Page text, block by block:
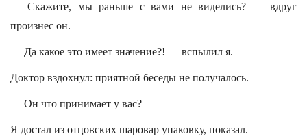
— Скажите, мы раньше с вами не виделись? — вдруг
произнес он.
— Да какое это имеет значение?! — вспылил я.
Доктор вздохнул: приятной беседы не получалось.
— Он что принимает у вас?
Я достал из отцовских шаровар упаковку, показал.